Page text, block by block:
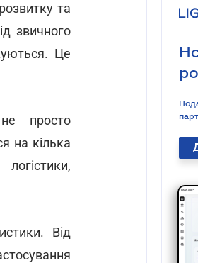
та
звичного
Це
просто
на кілька
Від